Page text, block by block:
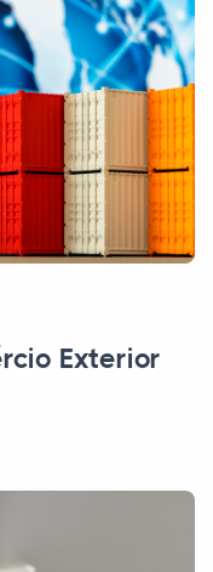
Exterior